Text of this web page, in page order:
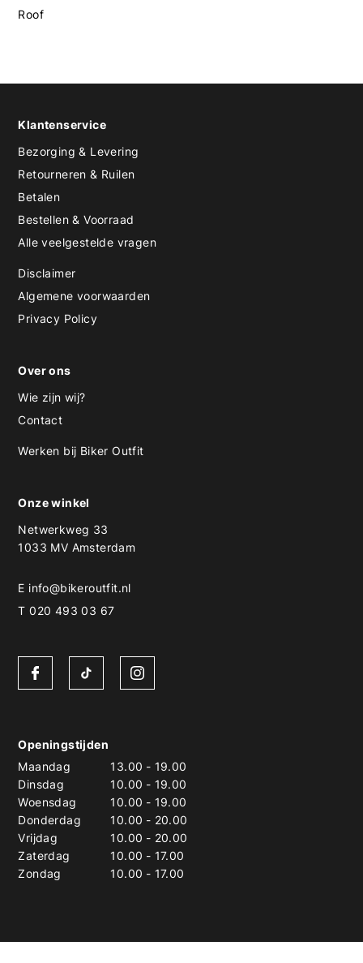
Roof
Klantenservice
Bezorging & Levering
Retourneren & Ruilen
Betalen
Bestellen & Voorraad
Alle veelgestelde vragen
Disclaimer
Algemene voorwaarden
Privacy Policy
Over ons
Wie zijn wij?
Contact
Werken bij Biker Outfit
Onze winkel
Netwerkweg 33
1033 MV Amsterdam
E info@bikeroutfit.nl
T 020 493 03 67
Openingstijden
Maandag
13.00 - 19.00
Dinsdag
10.00 - 19.00
Woensdag
10.00 - 19.00
Donderdag
10.00 - 20.00
Vrijdag
10.00 - 20.00
Zaterdag
10.00 - 17.00
Zondag
10.00 - 17.00